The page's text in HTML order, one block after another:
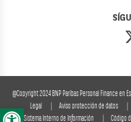
Abrir barra de
@Copyright 2024 BNP Paribas Personal Finance en
Legal
Aviso protección de datos
Sistema Interno de Información
Código